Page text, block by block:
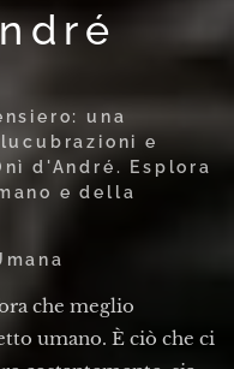
una
e
d'André. Esplora
e della
che meglio
umano. È ciò che ci